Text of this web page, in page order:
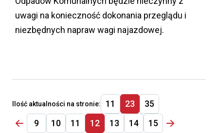
uwagi na konieczność dokonania przeglądu i
niezbędnych napraw wagi najazdowej.
Ilość aktualności na stronie: 11 23
35
9
10 11 12 13 14 15